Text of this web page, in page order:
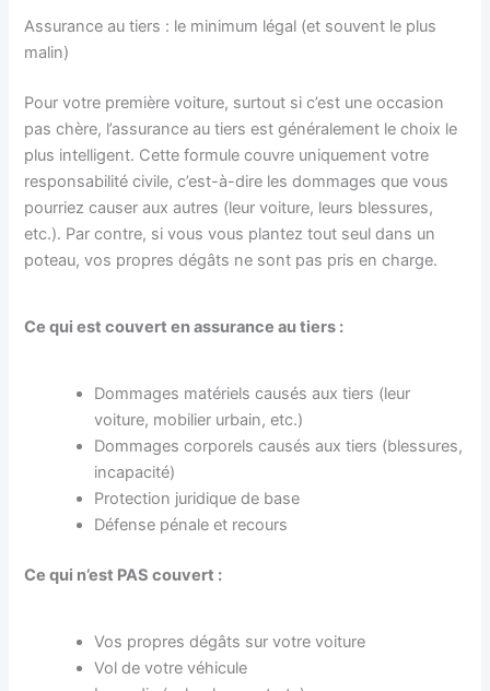
Assurance au tiers : le minimum légal (et souvent le plus
malin)
Pour votre première voiture, surtout si c’est une occasion
pas chère, l’assurance au tiers est généralement le choix le
plus intelligent. Cette formule couvre uniquement votre
responsabilité civile, c’est-à-dire les dommages que vous
pourriez causer aux autres (leur voiture, leurs blessures,
etc.). Par contre, si vous vous plantez tout seul dans un
poteau, vos propres dégâts ne sont pas pris en charge.
Ce qui est couvert en assurance au tiers :
Dommages matériels causés aux tiers (leur
voiture, mobilier urbain, etc.)
Dommages corporels causés aux tiers (blessures,
incapacité)
Protection juridique de base
Défense pénale et recours
Ce qui n’est PAS couvert :
Vos propres dégâts sur votre voiture
Vol de votre véhicule